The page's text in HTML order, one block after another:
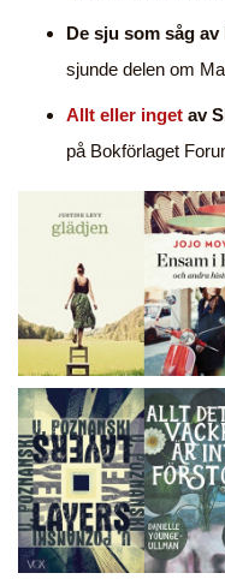
De sju som såg
sjunde delen om
Allt eller inget av
på Bokförlaget